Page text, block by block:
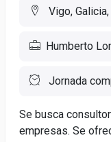
Vigo,
Humberto
Jornada
Se busca
empresas. Se